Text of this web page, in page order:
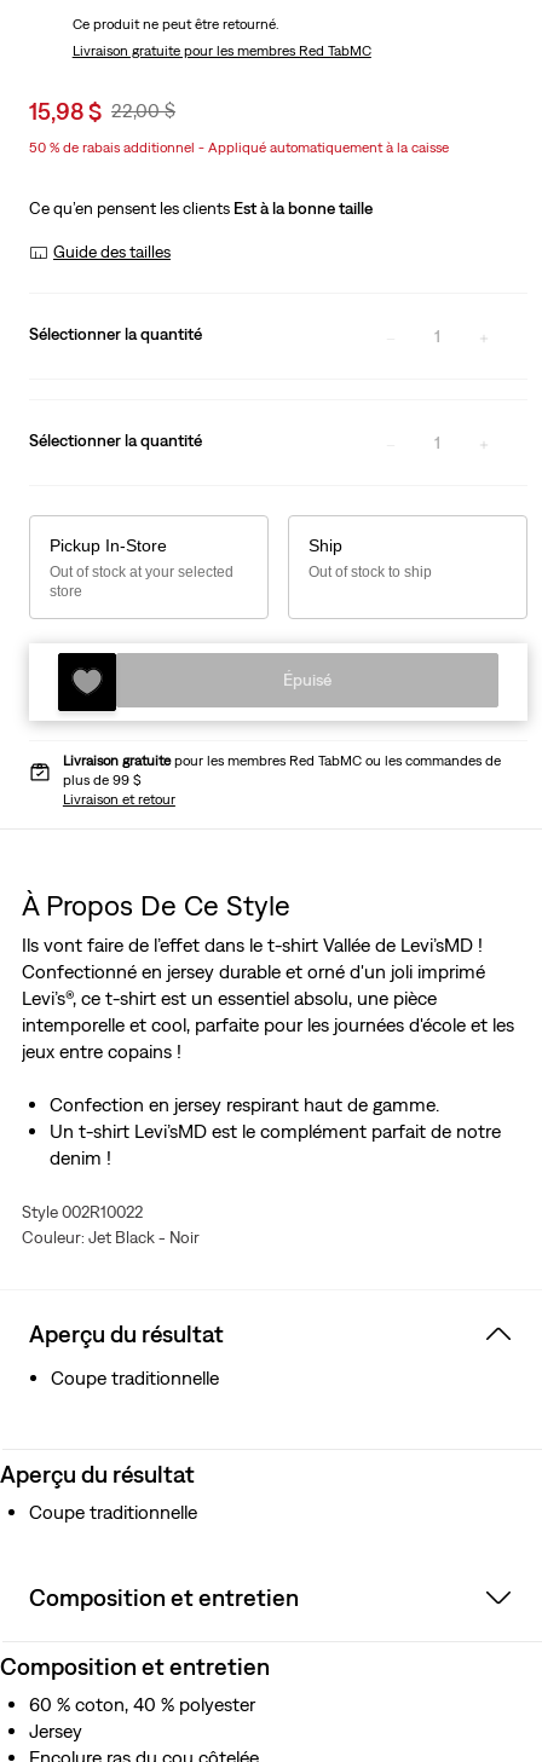
is
Was
Ce produit ne peut être retourné.
Livraison gratuitepour les membres Red TabMC
Sale
is
15,98 $ Original
22,00 $
50 % de rabais additionnel - Appliqué automatiquement à la caisse
Ce qu’en pensent les clients Est à la bonne taille
Guide des tailles
Sélectionner la quantité 1
Sélectionner la quantité 1
Pickup In-Store
Out of stock at your selected
store
Ship
Out of stock to ship
Épuisé
Livraison gratuitepour les membres Red TabMC ou les commandes de
plus de 99 $
Livraison et retour
À Propos De Ce Style
Ils vont faire de l’effet dans le t-shirt Vallée de Levi’sMD !
Confectionné en jersey durable et orné d'un joli imprimé
Levi’s®, ce t-shirt est un essentiel absolu, une pièce
intemporelle et cool, parfaite pour les journées d'école et les
jeux entre copains !
Confection en jersey respirant haut de gamme.
Un t-shirt Levi’sMD est le complément parfait de notre
denim !
Style 002R10022
Couleur: Jet Black - Noir
Aperçu du résultat
Coupe traditionnelle
Aperçu du résultat
Coupe traditionnelle
Composition et entretien
Composition et entretien
60 % coton, 40 % polyester
Jersey
Encolure ras du cou côtelée